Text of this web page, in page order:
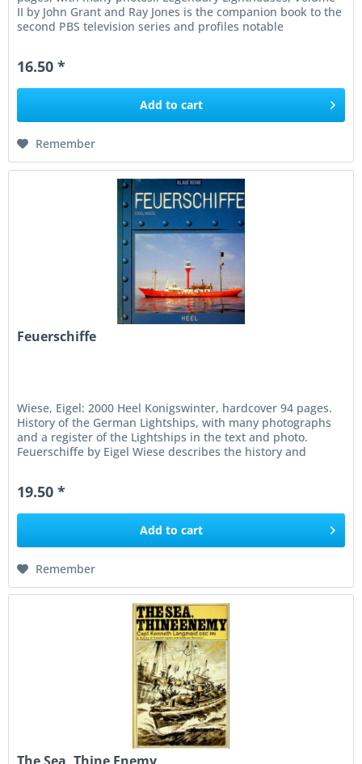
II by John Grant and Ray Jones is the companion book to the
second PBS television series and profiles notable
16.50 *
Add to cart
Remember
Feuerschiffe
Wiese, Eigel: 2000 Heel Konigswinter, hardcover 94 pages.
History of the German Lightships, with many photographs
and a register of the Lightships in the text and photo.
Feuerschiffe by Eigel Wiese describes the history and
19.50 *
Add to cart
Remember